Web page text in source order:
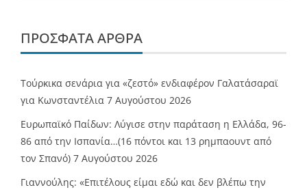
ΠΡΌΣΦΑΤΑ ΆΡΘΡΑ
Τούρκικα σενάρια για «ζεστό» ενδιαφέρον Γαλατάσαραϊ
για Κωνσταντέλια 7 Αυγούστου 2026
Ευρωπαϊκό Παίδων: Λύγισε στην παράταση η Ελλάδα, 96-
86 από την Ισπανία…(16 πόντοι και 13 ρημπαουντ από
τον Σπανό) 7 Αυγούστου 2026
Γιαννούλης: «Επιτέλους είμαι εδώ και δεν βλέπω την